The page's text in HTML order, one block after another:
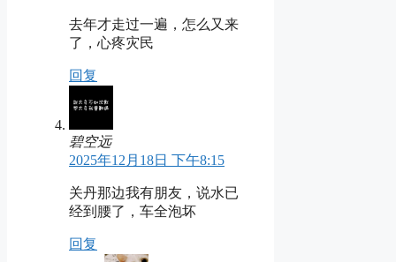
去年才走过一遍，怎么又来
了，心疼灾民
回复
碧空远
2025年12月18日 下午8:15
关丹那边我有朋友，说水已
经到腰了，车全泡坏
回复